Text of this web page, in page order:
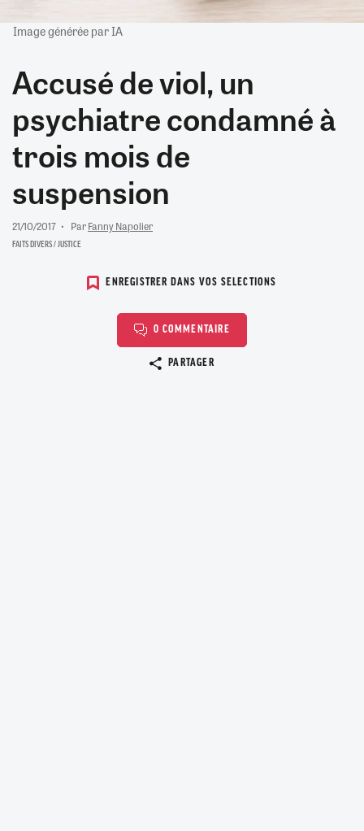
Image générée par IA
Accusé de viol, un
psychiatre condamné à
trois mois de
suspension
21/10/2017 ParFanny Napolier
FAITS DIVERS / JUSTICE
ENREGISTRER DANS VOS SELECTIONS
0 COMMENTAIRE
PARTAGER